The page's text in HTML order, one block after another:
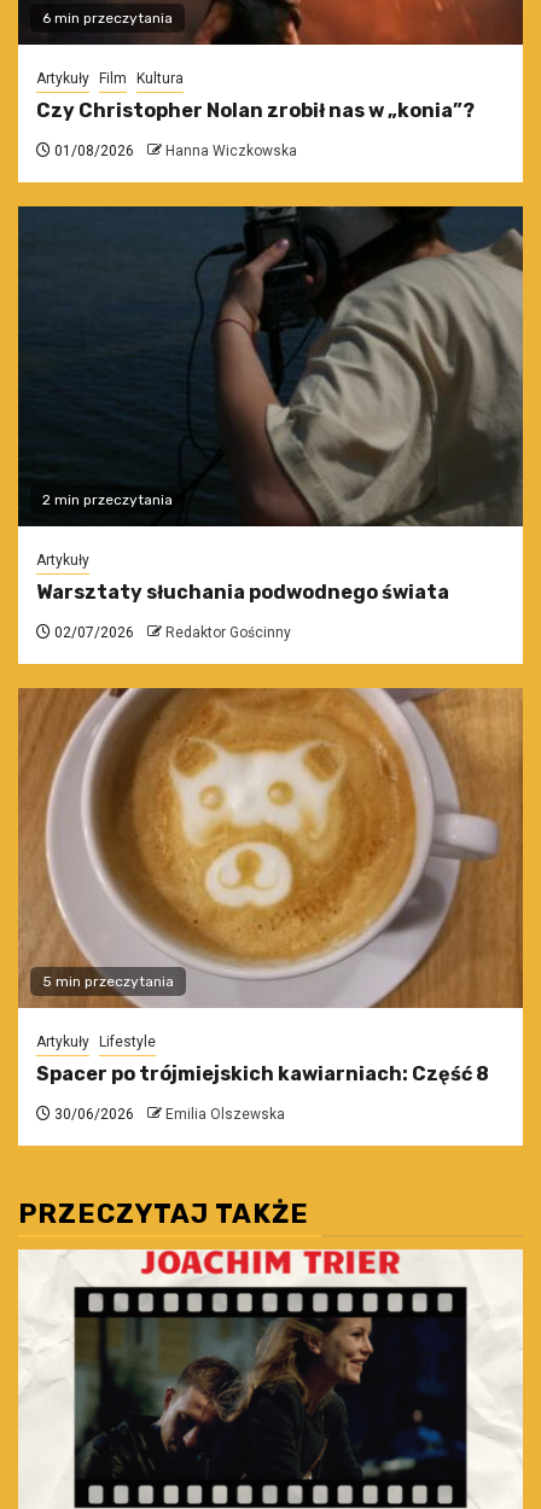
6 min przeczytania
Artykuły Film Kultura
Czy Christopher Nolan zrobił nas w „konia”?
01/08/2026 Hanna Wiczkowska
2 min przeczytania
Artykuły
Warsztaty słuchania podwodnego świata
02/07/2026 Redaktor Gościnny
5 min przeczytania
Artykuły Lifestyle
Spacer po trójmiejskich kawiarniach: Część 8
30/06/2026 Emilia Olszewska
PRZECZYTAJ TAKŻE